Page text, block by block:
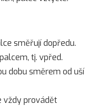
směřují dopředu.
tj. vpřed.
dobu směrem od uší
vždy provádět